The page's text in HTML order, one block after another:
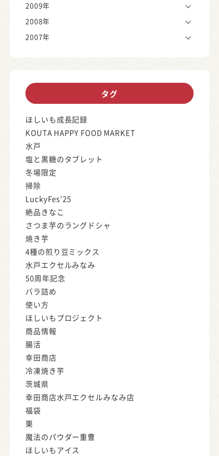
2009年
2008年
2007年
タグ
ほしいも成長記録
KOUTA HAPPY FOOD MARKET
水戸
塩と黒糖のタブレット
冬場限定
掃除
LuckyFes’25
絶品きなこ
さつま芋のラングドシャ
焼き芋
4種の煎り豆ミックス
水戸エクセルみなみ
50周年記念
バラ詰め
使い方
ほしいもプロジェクト
商品情報
腸活
幸田商店
冷凍焼き芋
茨城県
幸田商店水戸エクセルみなみ店
福袋
栗
魔法のパウダー重曹
ほしいもアイス